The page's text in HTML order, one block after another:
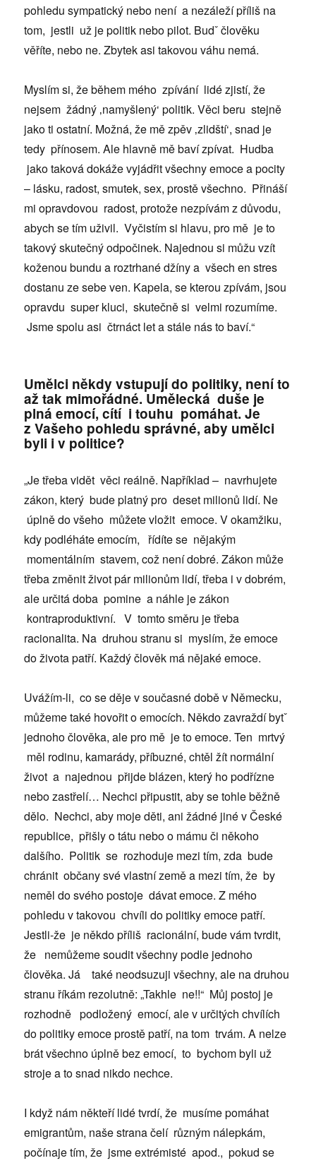
pohledu sympatický nebo není a nezáleží příliš na
tom, jestli už je politik nebo pilot. Budˇ člověku
věříte, nebo ne. Zbytek asi takovou váhu nemá.
Myslím si, že během mého zpívání lidé zjistí, že
nejsem žádný ‚namyšlený‘ politik. Věci beru stejně
jako ti ostatní. Možná, že mě zpěv ‚zlidští‘, snad je
tedy přínosem. Ale hlavně mě baví zpívat. Hudba
jako taková dokáže vyjádřit všechny emoce a pocity
– lásku, radost, smutek, sex, prostě všechno. Přináší
mi opravdovou radost, protože nezpívám z důvodu,
abych se tím uživil. Vyčistím si hlavu, pro mě je to
takový skutečný odpočinek. Najednou si můžu vzít
koženou bundu a roztrhané džíny a všech en stres
dostanu ze sebe ven. Kapela, se kterou zpívám, jsou
opravdu super kluci, skutečně si velmi rozumíme.
Jsme spolu asi čtrnáct let a stále nás to baví.“
Umělci někdy vstupují do politiky, není to
až tak mimořádné. Umělecká duše je
plná emocí, cítí i touhu pomáhat. Je
z Vašeho pohledu správné, aby umělci
byli i v politice?
„Je třeba vidět věci reálně. Například – navrhujete
zákon, který bude platný pro deset milionů lidí. Ne
úplně do všeho můžete vložit emoce. V okamžiku,
kdy podléháte emocím, řídíte se nějakým
momentálním stavem, což není dobré. Zákon může
třeba změnit život pár milionům lidí, třeba i v dobrém,
ale určitá doba pomine a náhle je zákon
kontraproduktivní. V tomto směru je třeba
racionalita. Na druhou stranu si myslím, že emoce
do života patří. Každý člověk má nějaké emoce.
Uvážím-li, co se děje v současné době v Německu,
můžeme také hovořit o emocích. Někdo zavraždí bytˇ
jednoho člověka, ale pro mě je to emoce. Ten mrtvý
měl rodinu, kamarády, příbuzné, chtěl žít normální
život a najednou přijde blázen, který ho podřízne
nebo zastřelí… Nechci připustit, aby se tohle běžně
dělo. Nechci, aby moje děti, ani žádné jiné v České
republice, přišly o tátu nebo o mámu či někoho
dalšího. Politik se rozhoduje mezi tím, zda bude
chránit občany své vlastní země a mezi tím, že by
neměl do svého postoje dávat emoce. Z mého
pohledu v takovou chvíli do politiky emoce patří.
Jestli-že je někdo příliš racionální, bude vám tvrdit,
že nemůžeme soudit všechny podle jednoho
člověka. Já také neodsuzuji všechny, ale na druhou
stranu říkám rezolutně: „Takhle ne!!“ Můj postoj je
rozhodně podložený emocí, ale v určitých chvílích
do politiky emoce prostě patří, na tom trvám. A nelze
brát všechno úplně bez emocí, to bychom byli už
stroje a to snad nikdo nechce.
I když nám někteří lidé tvrdí, že musíme pomáhat
emigrantům, naše strana čelí různým nálepkám,
počínaje tím, že jsme extrémisté apod., pokud se